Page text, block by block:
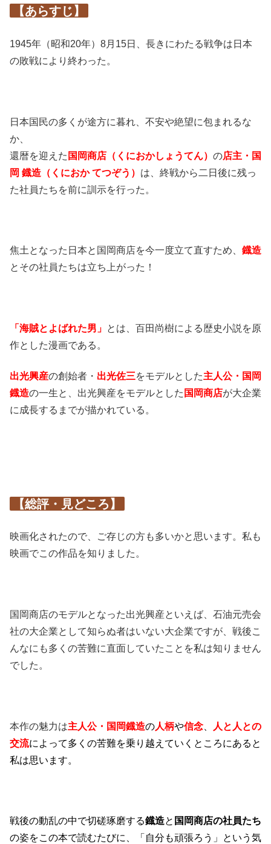
【あらすじ】
1945年（昭和20年）8月15日、長きにわたる戦争は日本
の敗戦により終わった。
日本国民の多くが途方に暮れ、不安や絶望に包まれるな
か、
還暦を迎えた 国岡商店（くにおかしょうてん） の店主・国
岡 鐡造（くにおか てつぞう） は、終戦から二日後に残っ
た社員たちを前に訓示を行った。
焦土となった日本と国岡商店を今一度立て直すため、 鐡造
とその社員たちは立ち上がった！
「海賊とよばれた男」 とは、百田尚樹による歴史小説を原
作とした漫画である。
出光興産の創始者・ 出光佐三をモデルとした主人公・国岡
鐡造の一生と、出光興産をモデルとした 国岡商店が大企業
に成長するまでが描かれている。
【総評・見どころ】
映画化されたので、ご存じの方も多いかと思います。私も
映画でこの作品を知りました。
国岡商店のモデルとなった出光興産といえば、石油元売会
社の大企業として知らぬ者はいない大企業ですが、戦後こ
んなにも多くの苦難に直面していたことを私は知りません
でした。
本作の魅力は主人公・国岡鐡造の人柄や信念
人と人との
交流によって多くの苦難を乗り越えていくところにあると
私は思います。
戦後の動乱の中で切磋琢磨する鐡造と 国岡商店の社員たち
の姿をこの本で読むたびに、「自分も頑張ろう」という気